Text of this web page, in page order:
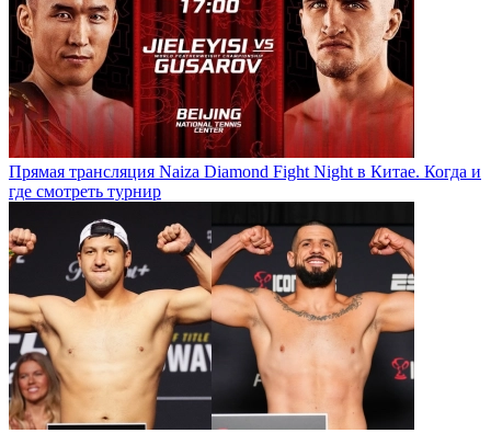
Прямая трансляция Naiza Diamond Fight Night в Китае. Когда и
где смотреть турнир